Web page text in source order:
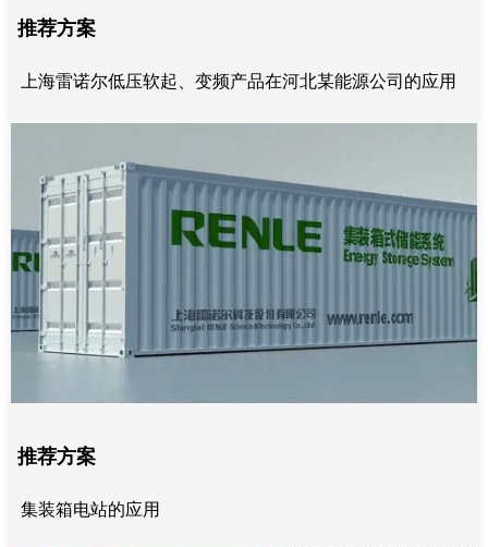
推荐方案
上海雷诺尔低压软起、变频产品在河北某能源公司的应用
推荐方案
集装箱电站的应用